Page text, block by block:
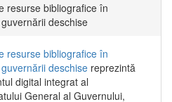
resurse bibliografice în
deschise
resurse bibliografice în
deschise reprezintă
digital integrat al
General al Guvernului,